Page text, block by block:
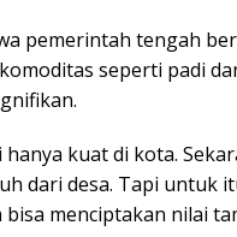
pemerintah tengah
seperti padi
hanya kuat di kota.
dari desa. Tapi untuk
menciptakan nilai